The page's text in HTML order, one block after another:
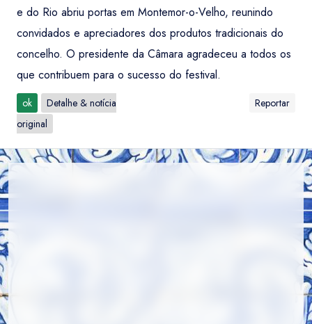
e do Rio abriu portas em Montemor-o-Velho, reunindo
convidados e apreciadores dos produtos tradicionais do
concelho. O presidente da Câmara agradeceu a todos os
que contribuem para o sucesso do festival.
ok
Detalhe & notícia
original
Reportar